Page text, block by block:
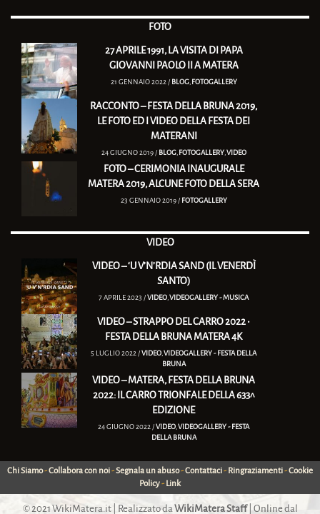
FOTO
27 APRILE 1991, LA VISITA DI PAPA
GIOVANNI PAOLO II A MATERA
21 GENNAIO 2022 / BLOG, FOTOGALLERY
RACCONTO – FESTA DELLA BRUNA 2019,
LE FOTO ED I VIDEO DELLA FESTA DEI
MATERANI
24 GIUGNO 2019 / BLOG, FOTOGALLERY, VIDEO
FOTO – CERIMONIA INAUGURALE
MATERA 2019, ALCUNE FOTO DELLA SERA
23 GENNAIO 2019 / FOTOGALLERY
VIDEO
VIDEO – ‘U V’N’RDIA SAND (IL VENERDÌ
SANTO)
7 APRILE 2023 /VIDEO,VIDEOGALLERY - MUSICA
VIDEO – STRAPPO DEL CARRO 2022 •
FESTA DELLA BRUNA MATERA 4K
5 LUGLIO 2022 /VIDEO ,VIDEOGALLERY - FESTA DELLA
BRUNA
VIDEO – MATERA, FESTA DELLA BRUNA
2022: IL CARRO TRIONFALE DELLA 633^
EDIZIONE
24 GIUGNO 2022 /VIDEO ,VIDEOGALLERY - FESTA
DELLA BRUNA
Chi Siamo-Collabora con noi-Segnala un abuso-Contattaci- Ringraziamenti-Cookie
Policy- Link
© 2021 WikiMatera.it| Realizzato da WikiMatera Staff| Online dal